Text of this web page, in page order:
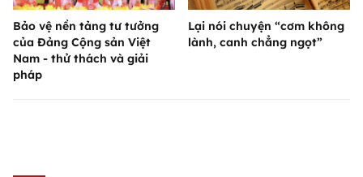
Bảo vệ nền tảng tư tưởng
của Đảng Cộng sản Việt
Nam - thử thách và giải
pháp
Lại nói chuyện “cơm không
lành, canh chẳng ngọt”